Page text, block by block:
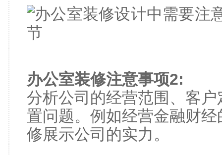
办公室装修注意事项2:
分析公司的经营范围、客
置问题。例如经营金融财
修展示公司的实力。